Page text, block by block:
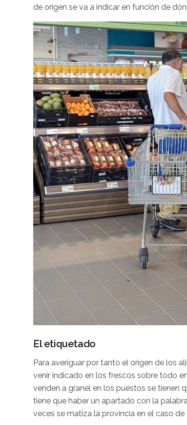
de origen se va a indicar en función de
El etiquetado
Para averiguar por tanto el origen de los
venir indicado en los frescos sobre todo
venden a granel en los puestos se tienen
tiene que haber un apartado con la
veces se matiza la provincia en el caso de